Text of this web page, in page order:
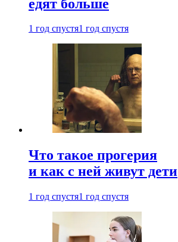
едят больше
1 год спустя1 год спустя
Что такое прогерия
и как с ней живут дети
1 год спустя1 год спустя